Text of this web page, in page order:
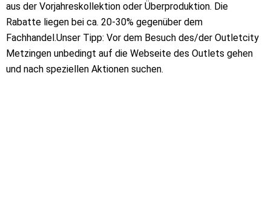
aus der Vorjahreskollektion oder Überproduktion. Die
Rabatte liegen bei ca. 20-30% gegenüber dem
Fachhandel.Unser Tipp: Vor dem Besuch des/der Outletcity
Metzingen unbedingt auf die Webseite des Outlets gehen
und nach speziellen Aktionen suchen.